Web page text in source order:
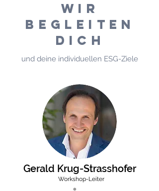
WIR
BEGLEITEN
DICH
und deine individuellen ESG-Ziele
Gerald Krug-Strasshofer
Workshop-Leiter